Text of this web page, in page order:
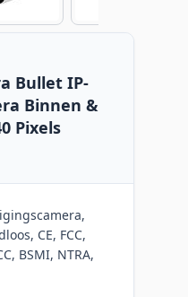
Bullet IP-
Binnen &
Pixels
CE, FCC,
BSMI, NTRA,